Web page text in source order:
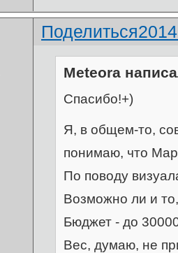
Поделиться
Meteora
Спасибо!+)
Я, в общем-то,
понимаю, что
По поводу
Возможно ли и
Бюджет - до
Вес, думаю, не